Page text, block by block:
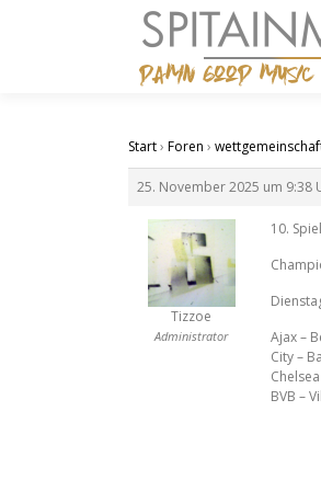
Start› Foren ›
25. November 2025 um 9:38
Tizzoe
Administrator
10.
Ajax –
City –
BVB –